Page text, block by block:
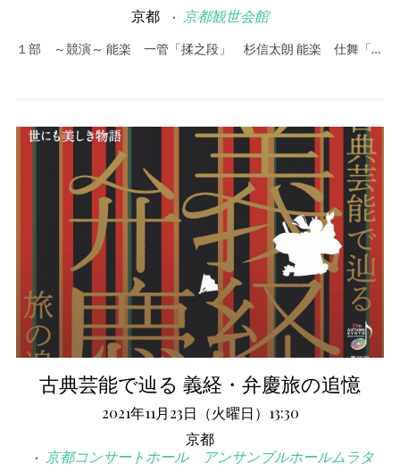
京都
京都観世会館
１部 ～競演～ 能楽 一管「揉之段」 杉信太朗 能楽 仕舞「…
古典芸能で辿る 義経・弁慶旅の追憶
2021年11月23日（火曜日）13:30
京都
京都コンサートホール アンサンブルホールムラタ